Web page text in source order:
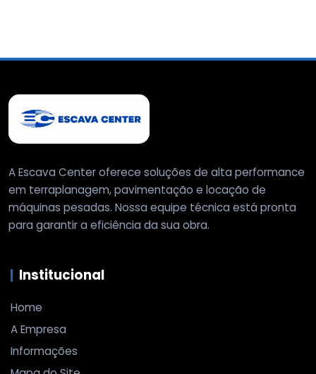
A Escava Center oferece soluções de alta performance
em terraplanagem, pavimentação e locação de
máquinas pesadas. Nossa equipe técnica está pronta
para garantir a eficiência da sua obra.
Institucional
Home
A Empresa
Informações